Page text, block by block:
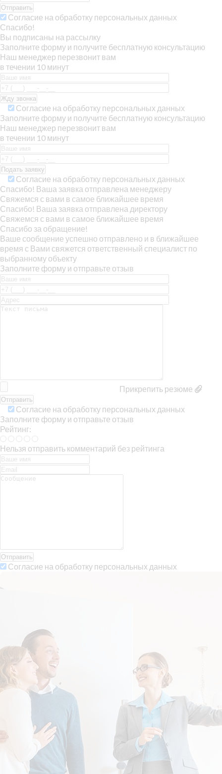
Отправить
Согласие на обработку персональных данных
Спасибо!
Вы подписаны на рассылку
Заполните форму и получите бесплатную консультацию
Наш менеджер перезвонит вам
в течении 10 минут
Согласие на обработку персональных данных
Заполните форму и получите бесплатную консультацию
Наш менеджер перезвонит вам
в течении 10 минут
Согласие на обработку персональных данных
Спасибо! Ваша заявка отправлена менеджеру
Свяжемся с вами в самое ближайшее время
Спасибо! Ваша заявка отправлена директору
Свяжемся с вами в самое ближайшее время
Спасибо за обращение!
Ваше сообщение успешно отправлено и в ближайшее
время с Вами свяжется ответственный специалист по
выбранному объекту
Заполните форму и отправьте отзыв
Прикрепить резюме
Согласие на обработку персональных данных
Заполните форму и отправьте отзыв
Рейтинг:
Нельзя отправить комментарий без рейтинга
Отправить
Согласие на обработку персональных данных